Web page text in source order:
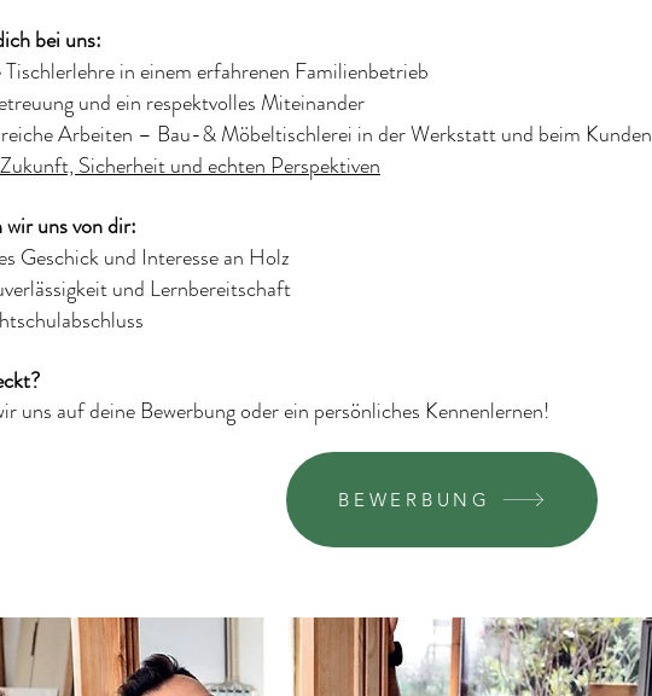
bei uns:
in einem erfahrenen Familienbetrieb
und ein respektvolles Miteinander
Arbeiten – Bau-& Möbeltischlerei in der Werkstatt und beim Kunden
Zukunft, Sicherheit und echten Perspektiven
wir uns von dir:
Geschick und Interesse an Holz
und Lernbereitschaft
uns auf deine Bewerbung oder ein persönliches Kennenlernen!
BEWERBUNG